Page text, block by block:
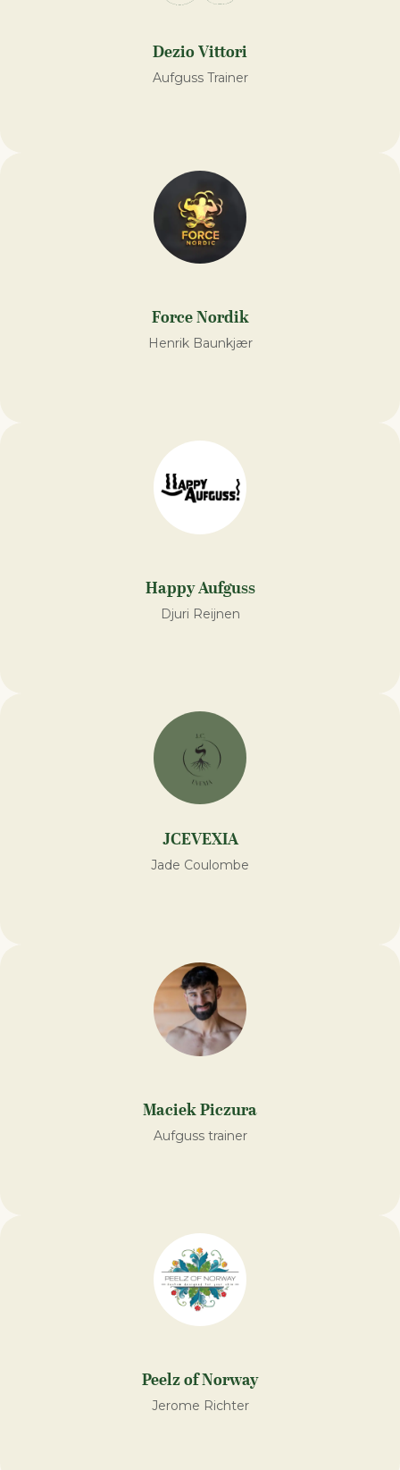
Dezio Vittori
Aufguss Trainer
Force Nordik
Henrik Baunkjær
Happy Aufguss
Djuri Reijnen
JCEVEXIA
Jade Coulombe
Maciek Piczura
Aufguss trainer
Peelz of Norway
Jerome Richter